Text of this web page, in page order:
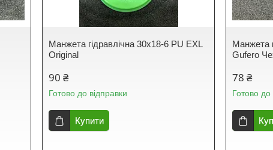
Манжета гідравлічна 30х18-6 PU EXL
Original
90 ₴
Готово до відправки
Купити
Манжета
Gufero
78 ₴
Готово до